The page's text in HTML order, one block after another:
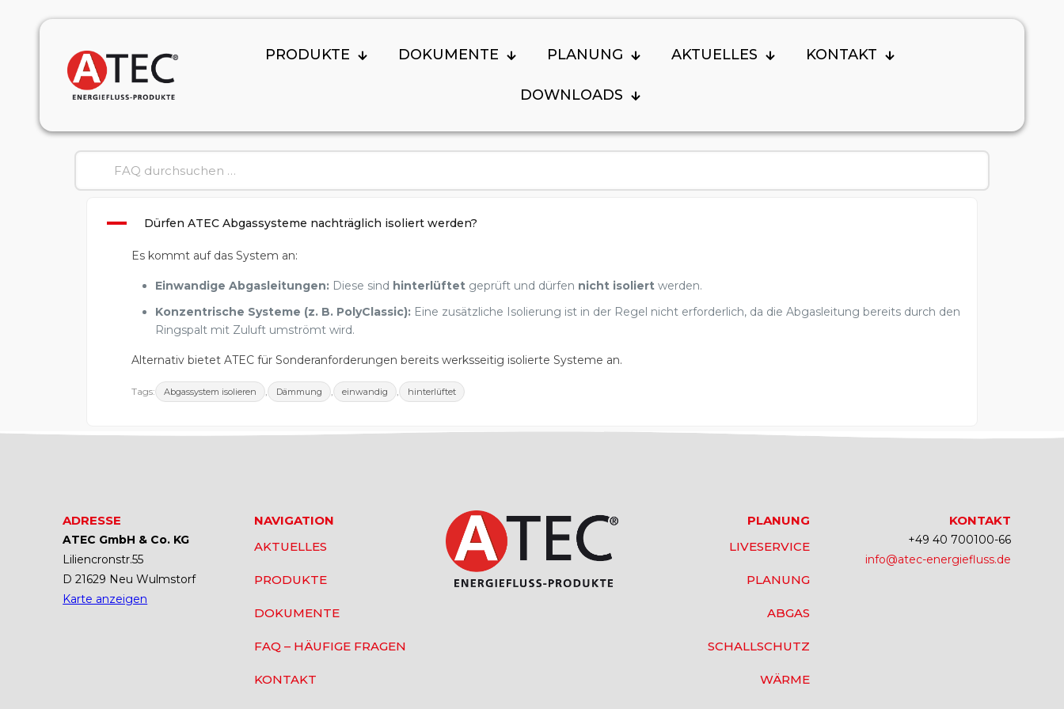
PRODUKTE DOKUMENTE PLANUNG AKTUELLES KONTAKT
DOWNLOADS
A Dürfen ATEC Abgassysteme nachträglich isoliert werden?
Es kommt auf das System an:
Einwandige Abgasleitungen:Diese sind hinterlüftetgeprüft und dürfen nicht isoliertwerden.
Konzentrische Systeme (z. B. PolyClassic):Eine zusätzliche Isolierung ist in der Regel nicht erforderlich, da die Abgasleitung bereits durch den
Ringspalt mit Zuluft umströmt wird.
Alternativ bietet ATEC für Sonderanforderungen bereits werksseitig isolierte Systeme an.
Tags: Abgassystem isolieren , Dämmung , einwandig , hinterlüftet
ADRESSE
ATEC GmbH & Co. KG
Liliencronstr.55
D 21629 Neu Wulmstorf
Karte anzeigen
NAVIGATION
AKTUELLES
PRODUKTE
DOKUMENTE
FAQ – HÄUFIGE FRAGEN
KONTAKT
PLANUNG
LIVESERVICE
PLANUNG
ABGAS
SCHALLSCHUTZ
WÄRME
KONTAKT
+49 40 700100-66
info@atec-energiefluss.de